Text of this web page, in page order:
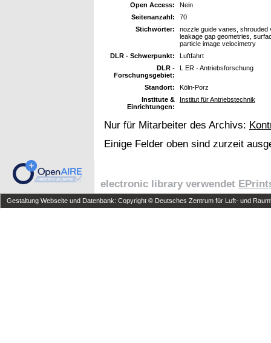
Open Access:
Nein
Seitenanzahl:
70
Stichwörter:
nozzle guide vanes, shrouded
leakage gap geometries,
particle image velocimetry
DLR - Schwerpunkt:
Luftfahrt
DLR -
Forschungsgebiet:
L ER - Antriebsforschung
Standort:
Köln-Porz
Institute &
Einrichtungen:
Institut für Antriebstechnik
Nur für Mitarbeiter des Archivs:
Einige Felder oben sind zurzeit
electronic library verwendet
Gestaltung Webseite und Datenbank: Copyright © Deutsches Zentrum für Luft- und